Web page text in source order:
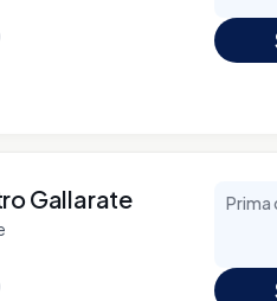
Gallarate Prima